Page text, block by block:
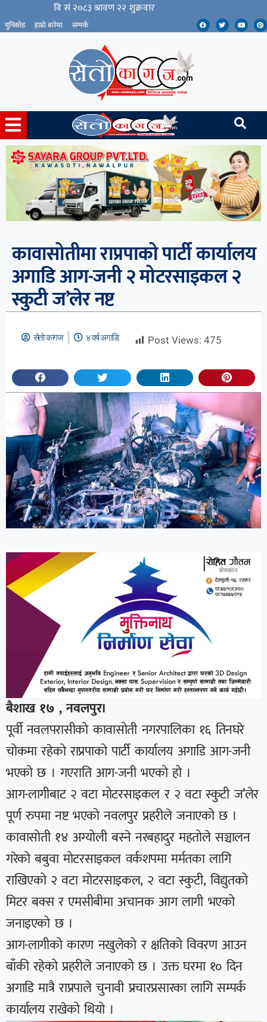
युनिकोड हाम्रो बारेमा सम्पर्क
कावासोतीमा राप्रपाको पार्टी कार्यालय
अगाडि आग-जनी २ मोटरसाइकल २
स्कुटी ज’लेर नष्ट
सेतो कागज ४ वर्ष अगाडि Post Views: 475
बैशाख १७ , नवलपुर।
पूर्वी नवलपरासीको कावासोती नगरपालिका १६ तिनघरे
चोकमा रहेको राप्रपाको पार्टी कार्यालय अगाडि आग-जनी
भएको छ । गएराति आग-जनी भएको हो ।
आग-लागीबाट २ वटा मोटरसाइकल र २ वटा स्कुटी ज’लेर
पूर्ण रुपमा नष्ट भएको नवलपुर प्रहरीले जनाएको छ ।
कावासोती १४ अग्योली बस्ने नरबहादुर महतोले सञ्चालन
गरेको बबुवा मोटरसाइकल वर्कशपमा मर्मतका लागि
राखिएको २ वटा मोटरसाइकल, २ वटा स्कुटी, विद्युतको
मिटर बक्स र एमसीबीमा अचानक आग लागी भएको
जनाइएको छ ।
आग-लागीको कारण नखुलेको र क्षतिको विवरण आउन
बाँकी रहेको प्रहरीले जनाएको छ । उक्त घरमा १० दिन
अगाडि मात्रै राप्रपाले चुनावी प्रचारप्रसारका लागि सम्पर्क
कार्यालय राखेको थियो ।